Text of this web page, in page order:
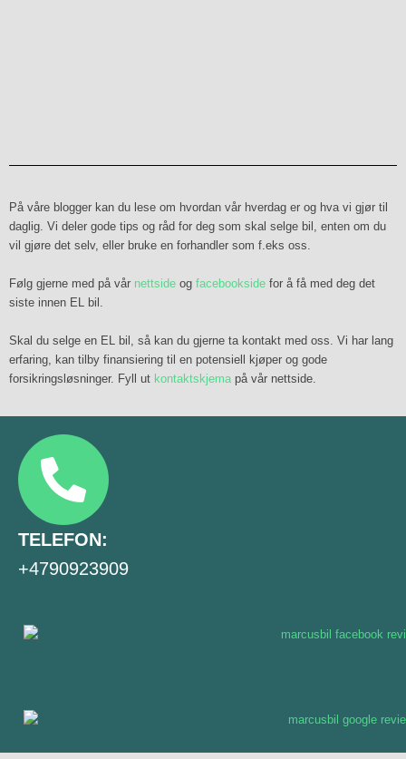
På våre blogger kan du lese om hvordan vår hverdag er og hva vi gjør til
daglig. Vi deler gode tips og råd for deg som skal selge bil, enten om du
vil gjøre det selv, eller bruke en forhandler som f.eks oss.
Følg gjerne med på vår nettside og facebookside for å få med deg det
siste innen EL bil.
Skal du selge en EL bil, så kan du gjerne ta kontakt med oss. Vi har lang
erfaring, kan tilby finansiering til en potensiell kjøper og gode
forsikringsløsninger. Fyll ut kontaktskjemapå vår nettside.
TELEFON:
+4790923909